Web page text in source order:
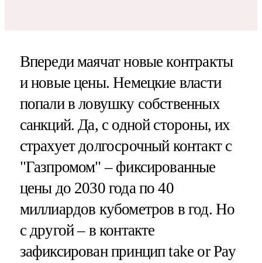
Впереди маячат новые контракты
и новые цены. Немецкие власти
попали в ловушку собственных
санкций. Да, с одной стороны, их
страхует долгосрочный контакт с
"Газпромом" – фиксированные
цены до 2030 года по 40
миллиардов кубометров в год. Но
с другой – в контакте
зафиксирован принцип take or Pay